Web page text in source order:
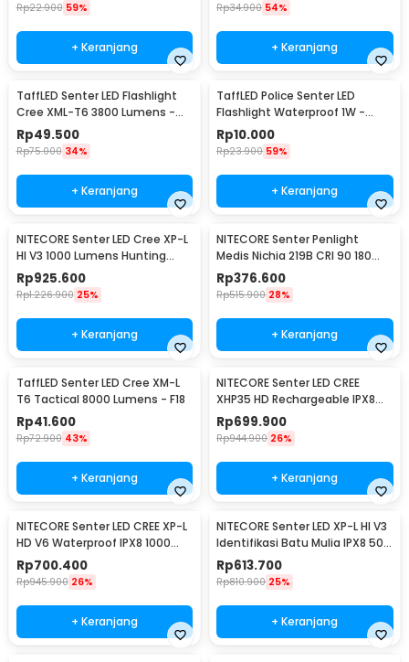
Rp22.900 59%
+ Keranjang
Rp34.900 54%
+ Keranjang
TaffLED Senter LED Flashlight
Cree XML-T6 3800 Lumens -
E27
Rp49.500
Rp75.000 34%
+ Keranjang
TaffLED Police Senter LED
Flashlight Waterproof 1W -
TAC2L
Rp10.000
Rp23.900 59%
+ Keranjang
NITECORE Senter LED Cree XP-L
HI V3 1000 Lumens Hunting
Flashlight - New P30
Rp925.600
Rp1.226.900 25%
+ Keranjang
NITECORE Senter Penlight
Medis Nichia 219B CRI 90 180
Lumens IPX8 - MT06MD
Rp376.600
Rp515.900 28%
+ Keranjang
TaffLED Senter LED Cree XM-L
T6 Tactical 8000 Lumens - F18
Rp41.600
Rp72.900 43%
+ Keranjang
NITECORE Senter LED CREE
XHP35 HD Rechargeable IPX8
1800 Lumens - MH23
Rp699.900
Rp944.900 26%
+ Keranjang
NITECORE Senter LED CREE XP-L
HD V6 Waterproof IPX8 1000
Lumens - MT21C
Rp700.400
Rp945.900 26%
+ Keranjang
NITECORE Senter LED XP-L HI V3
Identifikasi Batu Mulia IPX8 500
Lumens - GEM8
Rp613.700
Rp810.900 25%
+ Keranjang